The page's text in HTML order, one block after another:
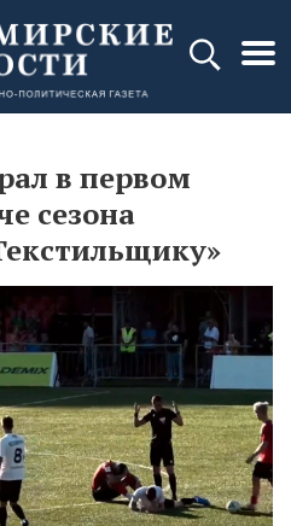
в первом
сезона